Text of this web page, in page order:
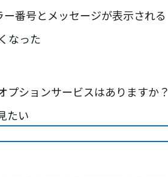
番号とメッセージが表示される
なった
プションサービスはありますか？
たい
どちらかができない